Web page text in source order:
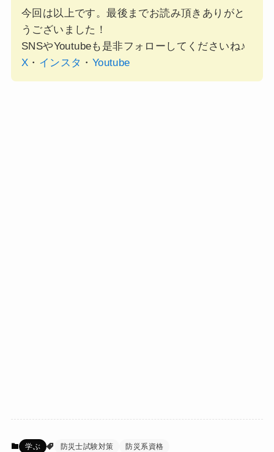
今回は以上です。最後までお読み頂きありがと
うございました！
SNSやYoutubeも是非フォローしてくださいね♪
X ・ インスタ ・ Youtube
学ぶ 防災士試験対策 防災系資格